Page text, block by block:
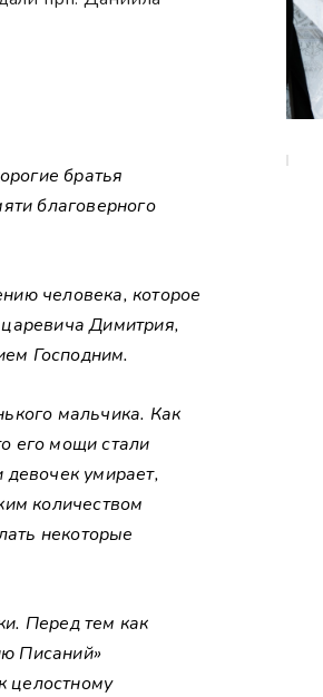
братья
благоверного
человека, которое
Димитрия,
Господним.
мальчика. Как
его мощи стали
умирает,
количеством
некоторые
Перед тем как
Писаний»
целостному